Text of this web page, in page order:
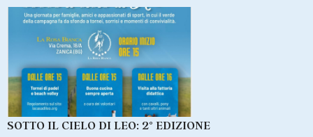
SOTTO IL CIELO DI LEO: 2° EDIZIONE